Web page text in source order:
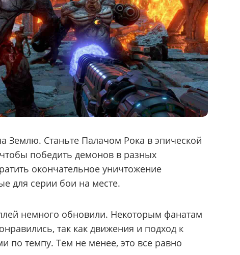
Землю. Станьте Палачом Рока в эпической
победить демонов в разных
окончательное уничтожение
для серии бои на месте.
немного обновили. Некоторым фанатам
так как движения и подход к
по темпу. Тем не менее, это все равно